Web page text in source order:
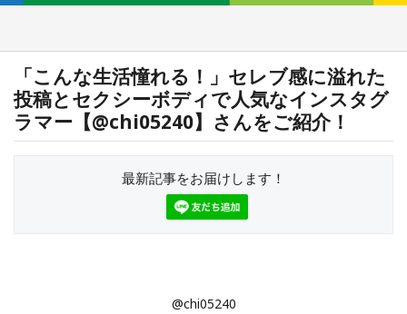
「こんな生活憧れる！」セレブ感に溢れた
投稿とセクシーボディで人気なインスタグ
ラマー【@chi05240】さんをご紹介！
最新記事をお届けします！
@chi05240